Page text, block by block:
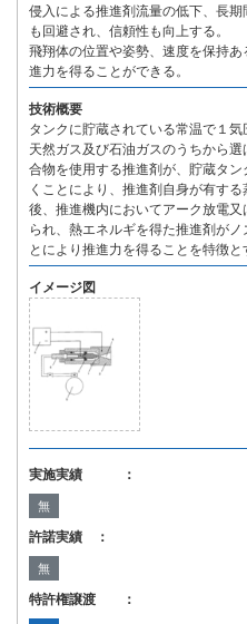
侵入による推進剤流量の低下、長
も回避され、信頼性も向上する。
飛翔体の位置や姿勢、速度を保持
進力を得ることができる。
技術概要
タンクに貯蔵されている常温で１気
天然ガス及び石油ガスのうちから
合物を使用する推進剤が、貯蔵タ
くことにより、推進剤自身が有す
後、推進機内においてアーク放電
られ、熱エネルギを得た推進剤が
とにより推進力を得ることを特徴と
イメージ図
実施実績 ：
無
許諾実績 ：
無
特許権譲渡 ：